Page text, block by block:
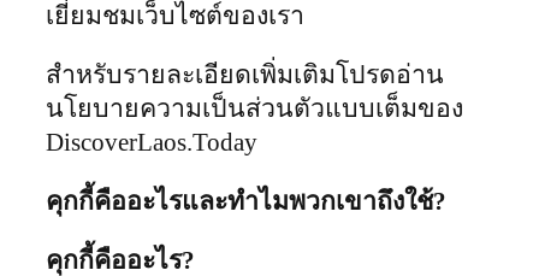
เยี่ยมชมเว็บไซต์ของเรา
สำหรับรายละเอียดเพิ่มเติมโปรดอ่าน
นโยบายความเป็นส่วนตัวแบบเต็มของ
DiscoverLaos.Today
คุกกี้คืออะไรและทำไมพวกเขาถึงใช้?
คุกกี้คืออะไร?